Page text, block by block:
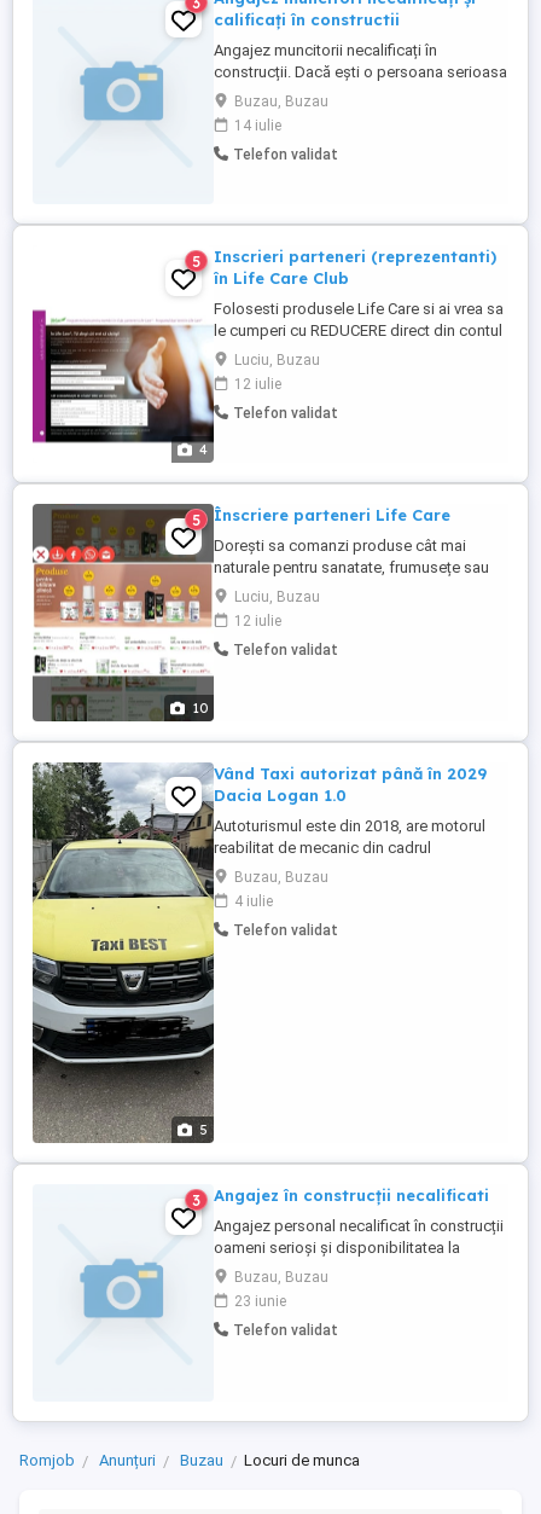
calificați în constructii
Angajez muncitorii necalificați în
construcții. Dacă ești o persoana serioasa
și cu voința de munca aicii este locul
potrivit caut persoane serioase cu
disponibilitate la deplasări în tara pe
termen lung
Buzau, Buzau
14 iulie
Telefon validat
4
5
Inscrieri parteneri (reprezentanti)
în Life Care Club
Folosesti produsele Life Care si ai vrea sa
le cumperi cu REDUCERE direct din contul
tau? Vrei sa ai un castig din recomandarea
produselor de sanatate BIO naturale? Te
asteapta CADOURI foarte frumoase
,reduceri + multe alte surprize daca
Luciu, Buzau
12 iulie
Telefon validat
10
5 Înscriere parteneri Life Care
Dorești sa comanzi produse cât mai
naturale pentru sanatate, frumusețe sau
casa ta? Poți face asta,bineînțeles, și în
plus, cu reduceri incepand de la 20%fata
de prețul din catalog+ alte oferte și
bonusuri. Prezintă și celorlalți catalogul
Luciu, Buzau
12 iulie
Telefon validat
5
Vând Taxi autorizat până în 2029
Dacia Logan 1.0
Autoturismul este din 2018, are motorul
reabilitat de mecanic din cadrul
reprezentanței Dacia - General Autocom,
fapt ce poate fi verificat și printr-un simplu
test de compresie a pistoanelor. Au fost
schimbate discurile și plăcuțele de frână,
Buzau, Buzau
4 iulie
Telefon validat
3 Angajez în construcții necalificati
Angajez personal necalificat în construcții
oameni serioși și disponibilitatea la
deplasări în tara se oferă diurna și salariul
în funcție de experienta
Buzau, Buzau
23 iunie
Telefon validat
Romjob Anunțuri Buzau Locuri de munca